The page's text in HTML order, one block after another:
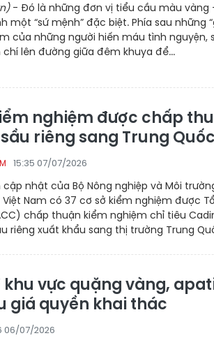
- Đó là những đơn vị tiểu cầu màu vàng
một “sứ mệnh” đặc biệt. Phía sau những
của những người hiến máu tình nguyện,
lên đường giữa đêm khuya để...
nghiệm được chấp
riêng sang Trung Quốc
15:35 07/07/2026
nhật của Bộ Nông nghiệp và Môi
Nam có 37 cơ sở kiểm nghiệm được
chấp thuận kiểm nghiệm chỉ tiêu
riêng xuất khẩu sang thị trường Trung
khu vực quặng vàng,
giá quyền khai thác
06/07/2026